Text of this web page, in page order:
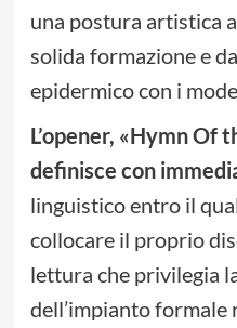
una postura artistica
solida formazione e
epidermico con i
L’opener, «Hymn Of
definisce con
linguistico entro il
collocare il proprio
lettura che privilegia
dell’impianto formale